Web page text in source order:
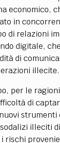
economico,
in
di relazioni
digitale,
di
illecite.
per le
di
strumenti
illeciti
rischi